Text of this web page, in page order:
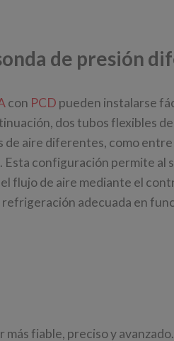
de presión
con PCD pueden instalarse
dos tubos flexibles
aire diferentes, como
configuración permite al
flujo de aire mediante el
adecuada en
fiable, preciso y